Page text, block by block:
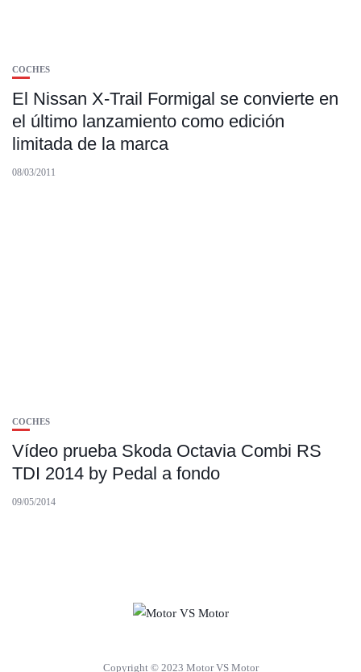
COCHES
El Nissan X-Trail Formigal se convierte en
el último lanzamiento como edición
limitada de la marca
08/03/2011
COCHES
Vídeo prueba Skoda Octavia Combi RS
TDI 2014 by Pedal a fondo
09/05/2014
Copyright © 2023 Motor VS Motor